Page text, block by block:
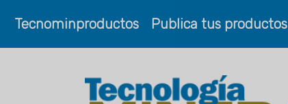
Tecnominproductos Publica tus productos